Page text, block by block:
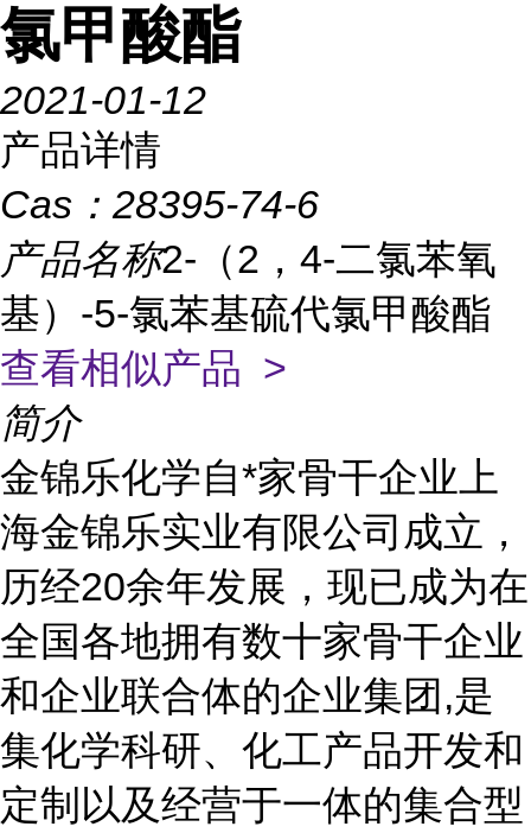
氯甲酸酯
2021-01-12
产品详情
Cas： 28395-74-6
产品名称2-（2，4-二氯苯氧
基）-5-氯苯基硫代氯甲酸酯
查看相似产品 >
简介
金锦乐化学自*家骨干企业上
海金锦乐实业有限公司成立，
历经20余年发展，现已成为在
全国各地拥有数十家骨干企业
和企业联合体的企业集团,是
集化学科研、化工产品开发和
定制以及经营于一体的集合型